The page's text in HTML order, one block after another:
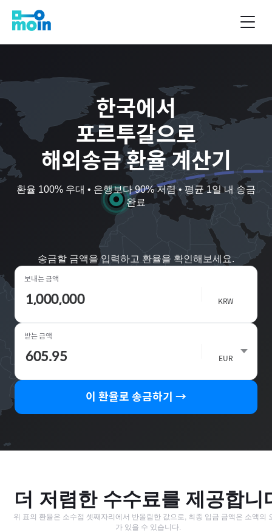
한국에서
포르투갈으로
해외송금 환율 계산기
환율 100% 우대 • 은행보다 90% 저렴 • 평균 1일 내 송금
완료
송금할 금액을 입력하고 환율을 확인해보세요.
보내는 금액
KRW
받는 금액
EUR
이 환율로 송금하기 →
더 저렴한 수수료를 제공합니
위 표의 환율은 소수점 셋째자리에서 반올림한 값으로, 최종 입금 금액은 소액의
가 있을 수 있습니다.